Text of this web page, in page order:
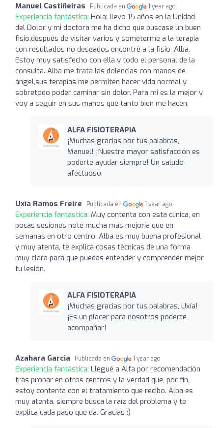
Manuel Castiñeiras Publicada en 1 year ago
Experiencia fantástica: Hola: llevo 15 años en la Unidad
del Dolor y mi doctora me ha dicho que buscase un buen
fisio,después de visitar varios y someterme a la terapia
con resultados no deseados encontré a la fisio, Alba.
Estoy muy satisfecho con ella y todo el personal de la
consulta. Alba me trata las dolencias con manos de
ángel,sus terapias me permiten hacer vida normal y
sobretodo poder caminar sin dolor. Para mi es la mejor y
voy a seguir en sus manos que tanto bien me hacen.
ALFA FISIOTERAPIA
¡Muchas gracias por tus palabras,
Manuel! ¡Nuestra mayor satisfacción es
poderte ayudar siempre! Un saludo
afectuoso.
Uxía Ramos Freire Publicada en 1 year ago
Experiencia fantástica: Muy contenta con esta clínica, en
pocas sesiones noté mucha más mejoría que en
semanas en otro centro. Alba es muy buena profesional
y muy atenta, te explica cosas técnicas de una forma
muy clara para que puedas entender y comprender mejor
tu lesión.
ALFA FISIOTERAPIA
¡Muchas gracias por tus palabras, Uxía!
¡Es un placer para nosotros poderte
acompañar!
Azahara Garcia Publicada en 1 year ago
Experiencia fantástica: Llegué a Alfa por recomendación
tras probar en otros centros y la verdad que, por fin,
estoy contenta con el tratamiento que recibo. Alba es
muy atenta, siempre busca la raíz del problema y te
explica cada paso que da. Gracias :)